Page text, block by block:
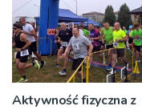
Aktywność fizyczna z